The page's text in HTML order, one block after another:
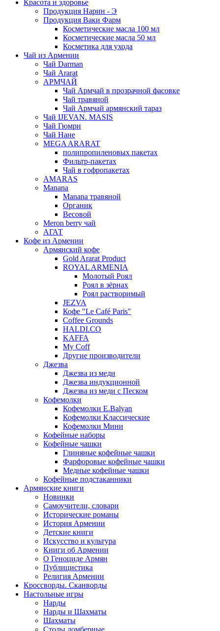
Красота и здоровье
Продукция Нарин - Э
Продукция Ваки Фарм
Косметические масла 100 мл
Косметические масла 50 мл
Косметика для ухода
Чай из Армении
Чай Darman
Чай Ararat
АРМЧАЙ
Чай Армчай в прозрачной фасовке
Чай травяной
Чай Армчай армянский тараз
Чай IJEVAN. MASIS
Чай Гюмри
Чай Нане
MEGA ARARAT
полипропиленовых пакетах
Фильтр-пакетах
Чай в гофропакетах
AMARAS
Manana
Manana травяной
Органик
Весовой
Meron berry чай
АГАТ
Кофе из Армении
Армянский кофе
Gold Ararat Product
ROYAL ARMENIA
Молотый Роял
Роял в зёрнах
Роял растворимый
JEZVA
Кофе "Le Café Paris"
Coffee Grounds
HALDI.CO
KAFFA
My Coff
Другие производители
Джезва
Джезва из меди
Джезва индукционной
Джезва из меди с Песком
Кофемолки
Кофемолки E.Balyan
Кофемолки Классические
Кофемолки Мини
Кофейные наборы
Кофейные чашки
Глиняные кофейные чашки
Фарфоровые кофейные чашки
Медные кофейные чашки
Кофейные подстаканники
Армянские книги
Новинки
Самоучители, словари
Исторические романы
История Армении
Детские книги
Иcкусство и культура
Книги об Армении
О Геноциде Армян
Публицистика
Религия Армении
Кроссворды. Сканворды
Настольные игры
Нарды
Нарды и Шахматы
Шахматы
Столы ломберные